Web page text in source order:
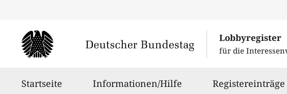
Lobbyregister
für die
Startseite Informationen/Hilfe Registereinträge